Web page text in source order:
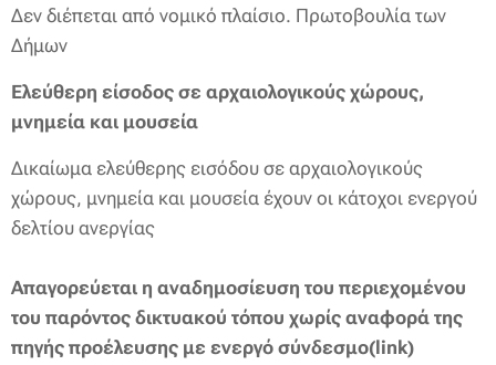
Δεν διέπεται από νομικό πλαίσιο. Πρωτοβουλία των
Δήμων
Ελεύθερη είσοδος σε αρχαιολογικούς χώρους,
μνημεία και μουσεία
Δικαίωμα ελεύθερης εισόδου σε αρχαιολογικούς
χώρους, μνημεία και μουσεία έχουν οι κάτοχοι ενεργού
δελτίου ανεργίας
Απαγορεύεται η αναδημοσίευση του περιεχομένου
του παρόντος δικτυακού τόπου χωρίς αναφορά της
πηγής προέλευσης με ενεργό σύνδεσμο(link)